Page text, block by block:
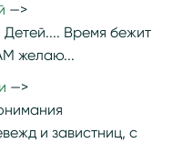
Время бежит
желаю...
и завистниц, с